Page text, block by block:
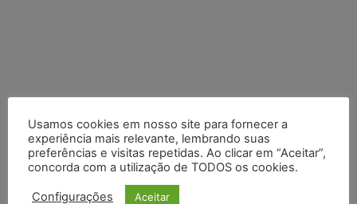
COMPARTILHE
Usamos cookies em nosso site para fornecer a
experiência mais relevante, lembrando suas
preferências e visitas repetidas. Ao clicar em “Aceitar”,
concorda com a utilização de TODOS os cookies.
Configurações Aceitar